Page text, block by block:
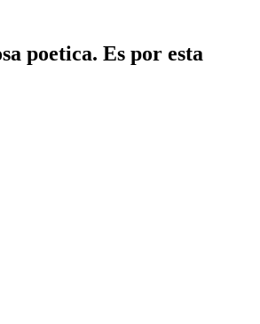
poetica. Es por esta